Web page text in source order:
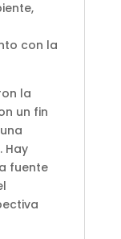
con la
la
un fin
Hay
fuente